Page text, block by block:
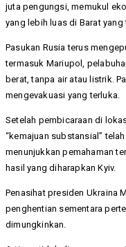
juta pengungsi, memukul
yang lebih luas di Barat
Pasukan Rusia terus
termasuk Mariupol,
berat, tanpa air atau listrik.
mengevakuasi yang terluka.
Setelah pembicaraan di
“kemajuan substansial”
menunjukkan pemahaman
hasil yang diharapkan Kyiv.
Penasihat presiden Ukraina
penghentian sementara
dimungkinkan.